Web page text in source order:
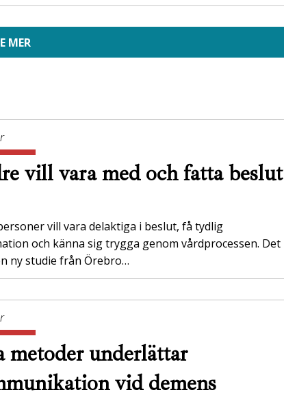
MER
vill vara med och fatta beslut
vill vara delaktiga i beslut, få tydlig
och känna sig trygga genom vårdprocessen. Det
ny studie från Örebro…
metoder underlättar
vid demens